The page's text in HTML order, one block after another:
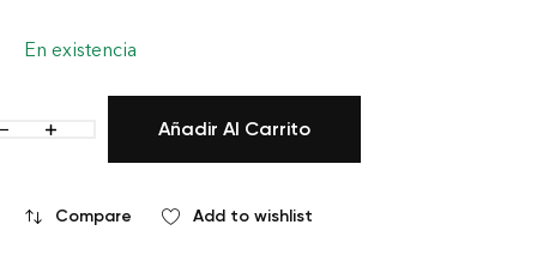
En existencia
Añadir Al Carrito
Compare Add to wishlist